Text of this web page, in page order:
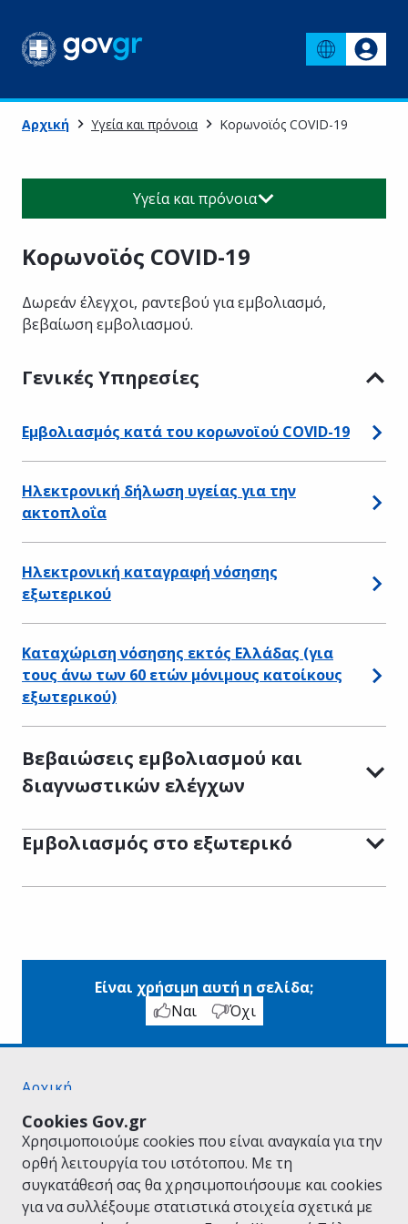
Cookies Gov.gr
Χρησιμοποιούμε cookies που είναι αναγκαία για την
ορθή λειτουργία του ιστότοπου. Με τη
συγκατάθεσή σας θα χρησιμοποιήσουμε και cookies
για να συλλέξουμε στατιστικά στοιχεία σχετικά με
Αρχική Υγεία και πρόνοια Κορωνοϊός COVID-19
Κορωνοϊός COVID-19
Δωρεάν έλεγχοι, ραντεβού για εμβολιασμό,
βεβαίωση εμβολιασμού.
Γενικές Υπηρεσίες
Εμβολιασμός κατά του κορωνοϊού COVID-19
Ηλεκτρονική δήλωση υγείας για την
ακτοπλοΐα
Ηλεκτρονική καταγραφή νόσησης
εξωτερικού
Καταχώριση νόσησης εκτός Ελλάδας (για
τους άνω των 60 ετών μόνιμους κατοίκους
εξωτερικού)
Βεβαιώσεις εμβολιασμού και
διαγνωστικών ελέγχων
Εμβολιασμός στο εξωτερικό
Υγεία και πρόνοια
Είναι χρήσιμη αυτή η σελίδα;
Ναι
Όχι
Αρχική
Όροι Χρήσης
Πολιτική Απορρήτου
Δήλωση προσβασιμότητας
Πολιτική cookies
Προτάσεις για το gov.gr